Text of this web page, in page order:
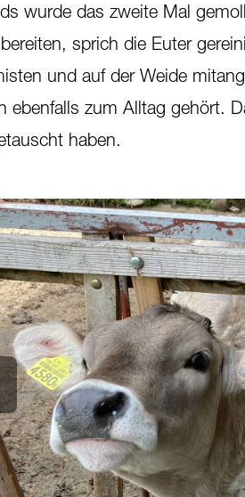
wurde das zweite Mal
sprich die Euter
und auf der Weide
ebenfalls zum Alltag gehört.
haben.